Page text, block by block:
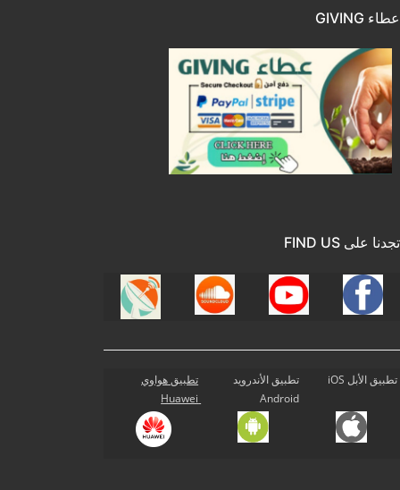
عطاء GIVING
تجدنا على FIND US
تطبيق الأبل iOS
تطبيق الأندرويد
Android
تطبيق هواوي